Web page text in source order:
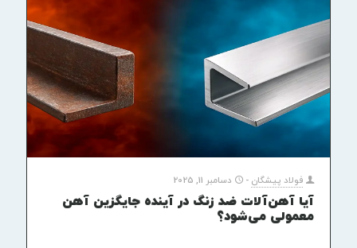
فولاد پیشگان - دسامبر 11, 2025
آیا آهن‌آلات ضد زنگ در آینده جایگزین آهن
معمولی می‌شود؟